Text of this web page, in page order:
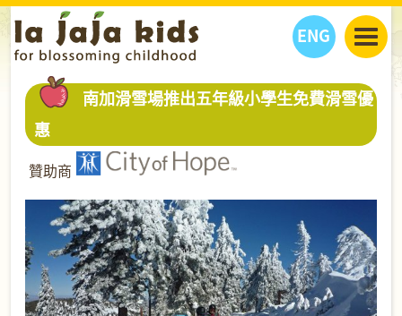
ENG
丫丫看天下
教學活動
丫丫活動
丫丫之選
健康生活館
關於我們
我們的故事
聯絡
丫丫夥伴 + 友情連接
物
南加滑雪場推出五年級小學生免費滑雪優
惠
贊助商